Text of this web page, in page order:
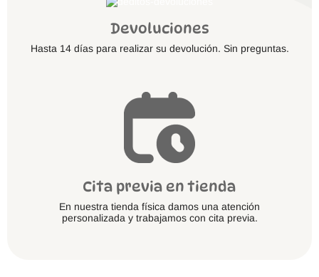
Devoluciones
Hasta 14 días para realizar su devolución. Sin preguntas.
Cita previa en tienda
En nuestra tienda física damos una atención
personalizada y trabajamos con cita previa.